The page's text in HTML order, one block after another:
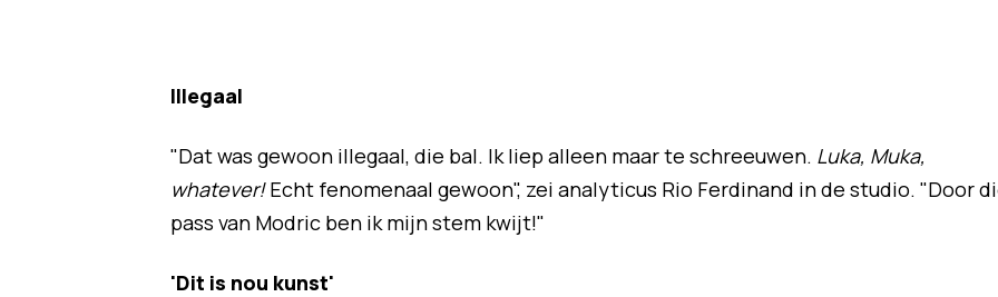
Illegaal
"Dat was gewoon illegaal, die bal. Ik liep alleen maar te schreeuwen. Luka, Muka,
whatever!Echt fenomenaal gewoon", zei analyticus Rio Ferdinand in de studio. "Door
pass van Modric ben ik mijn stem kwijt!"
'Dit is nou kunst'